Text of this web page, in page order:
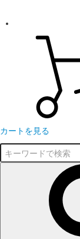
カートを見る